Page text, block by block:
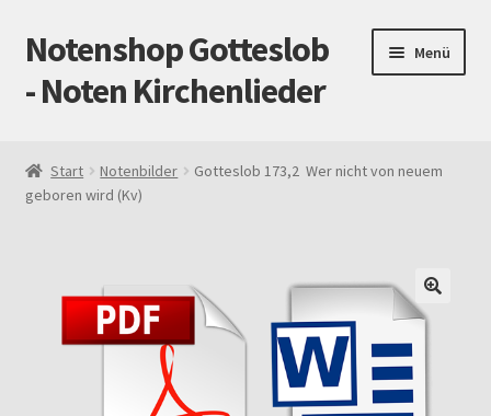
Zur
Navigation
springen
Zum
Inhalt
springen
Notenshop Gotteslob
- Noten Kirchenlieder
Menü
AGB
Cookie-Richtlinie (EU)
Start Notenbilder
Gotteslob 173,2 Wer nicht von neuem
geboren wird (Kv)